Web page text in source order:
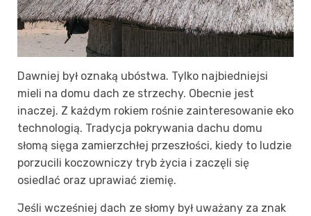
Dawniej był oznaką ubóstwa. Tylko najbiedniejsi
mieli na domu dach ze strzechy. Obecnie jest
inaczej. Z każdym rokiem rośnie zainteresowanie eko
technologią. Tradycja pokrywania dachu domu
słomą sięga zamierzchłej przeszłości, kiedy to ludzie
porzucili koczowniczy tryb życia i zaczęli się
osiedlać oraz uprawiać ziemię.
Jeśli wcześniej dach ze słomy był uważany za znak